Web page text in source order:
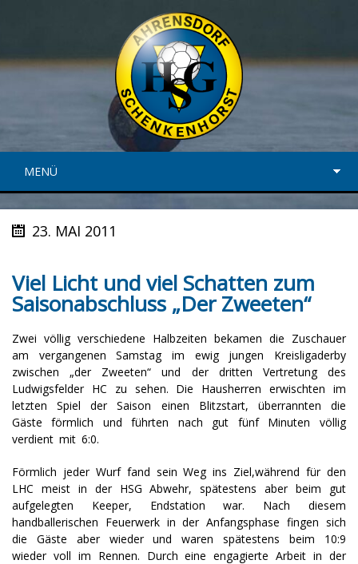
MENÜ
23. MAI 2011
Viel Licht und viel Schatten zum
Saisonabschluss „Der Zweeten“
Zwei völlig verschiedene Halbzeiten bekamen die Zuschauer
am vergangenen Samstag im ewig jungen Kreisligaderby
zwischen „der Zweeten“ und der dritten Vertretung des
Ludwigsfelder HC zu sehen. Die Hausherren erwischten im
letzten Spiel der Saison einen Blitzstart, überrannten die
Gäste förmlich und führten nach gut fünf Minuten völlig
verdient mit 6:0.
Förmlich jeder Wurf fand sein Weg ins Ziel,während für den
LHC meist in der HSG Abwehr, spätestens aber beim gut
aufgelegten Keeper, Endstation war. Nach diesem
handballerischen Feuerwerk in der Anfangsphase fingen sich
die Gäste aber wieder und waren spätestens beim 10:9
wieder voll im Rennen. Durch eine engagierte Arbeit in der